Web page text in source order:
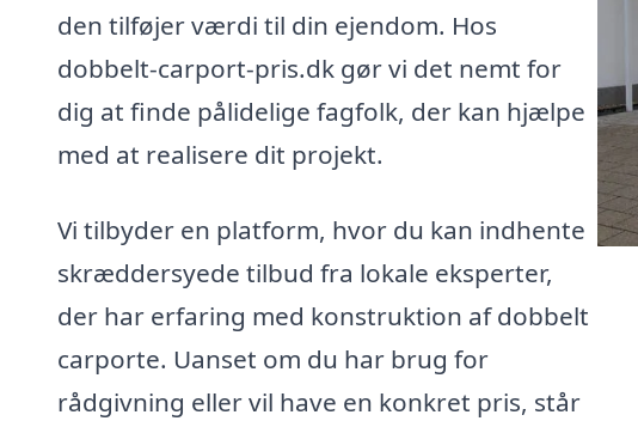
den tilføjer værdi til din ejendom. Hos
dobbelt-carport-pris.dk gør vi det nemt for
dig at finde pålidelige fagfolk, der kan hjælpe
med at realisere dit projekt.
Vi tilbyder en platform, hvor du kan indhente
skræddersyede tilbud fra lokale eksperter,
der har erfaring med konstruktion af dobbelt
carporte. Uanset om du har brug for
rådgivning eller vil have en konkret pris, står